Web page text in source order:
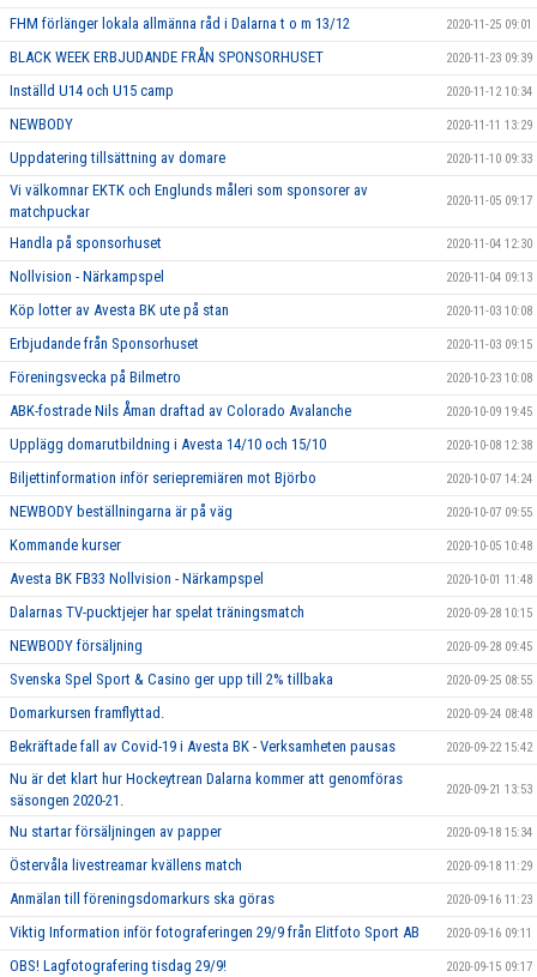
FHM förlänger lokala allmänna råd i Dalarna t o m 13/12 2020-11-25 09:01
BLACK WEEK ERBJUDANDE FRÅN SPONSORHUSET 2020-11-23 09:39
Inställd U14 och U15 camp 2020-11-12 10:34
NEWBODY 2020-11-11 13:29
Uppdatering tillsättning av domare 2020-11-10 09:33
Vi välkomnar EKTK och Englunds måleri som sponsorer av
matchpuckar
2020-11-05 09:17
Handla på sponsorhuset 2020-11-04 12:30
Nollvision - Närkampspel 2020-11-04 09:13
Köp lotter av Avesta BK ute på stan 2020-11-03 10:08
Erbjudande från Sponsorhuset 2020-11-03 09:15
Föreningsvecka på Bilmetro 2020-10-23 10:08
ABK-fostrade Nils Åman draftad av Colorado Avalanche 2020-10-09 19:45
Upplägg domarutbildning i Avesta 14/10 och 15/10 2020-10-08 12:38
Biljettinformation inför seriepremiären mot Björbo 2020-10-07 14:24
NEWBODY beställningarna är på väg 2020-10-07 09:55
Kommande kurser 2020-10-05 10:48
Avesta BK FB33 Nollvision - Närkampspel 2020-10-01 11:48
Dalarnas TV-pucktjejer har spelat träningsmatch 2020-09-28 10:15
NEWBODY försäljning 2020-09-28 09:45
Svenska Spel Sport & Casino ger upp till 2% tillbaka 2020-09-25 08:55
Domarkursen framflyttad. 2020-09-24 08:48
Bekräftade fall av Covid-19 i Avesta BK - Verksamheten pausas 2020-09-22 15:42
Nu är det klart hur Hockeytrean Dalarna kommer att genomföras
säsongen 2020-21.
2020-09-21 13:53
Nu startar försäljningen av papper 2020-09-18 15:34
Östervåla livestreamar kvällens match 2020-09-18 11:29
Anmälan till föreningsdomarkurs ska göras 2020-09-16 11:23
Viktig Information inför fotograferingen 29/9 från Elitfoto Sport AB 2020-09-16 09:11
OBS! Lagfotografering tisdag 29/9! 2020-09-15 09:17